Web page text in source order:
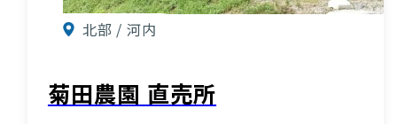
北部 / 河内
菊田農園 直売所